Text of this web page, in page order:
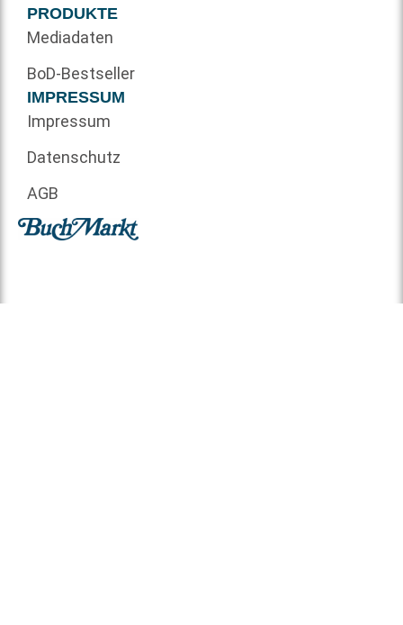
PRODUKTE
Mediadaten
BoD-Bestseller
IMPRESSUM
Impressum
Datenschutz
AGB